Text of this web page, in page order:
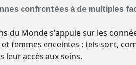
confrontées à de multiples
du Monde s'appuie sur les
femmes enceintes : tels sont,
leur accès aux soins.